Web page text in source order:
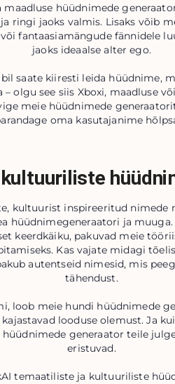
maadluse hüüdnimede
ringi jaoks valmis. Lisaks võib
fantaasiamängude fännidele
jaoks ideaalse alter ego.
saate kiiresti leida hüüdnime,
– olgu see siis Xboxi, maadluse
meie hüüdnimede
oma kasutajanime
kultuurist inspireeritud nimede
hüüdnimegeneraatori ja
keerdkäiku, pakuvad meie
Kas vajate midagi
autentseid nimesid, mis
tähendust.
loob meie hundi hüüdnimede
looduse olemust. Ja
generaator teile
eristuvad.
temaatiliste ja kultuuriliste